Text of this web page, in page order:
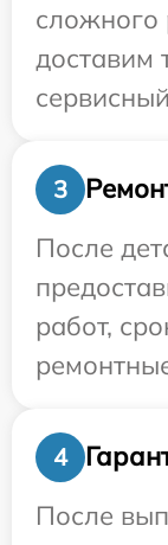
сложного
доставим
3
После
работ,
4
После